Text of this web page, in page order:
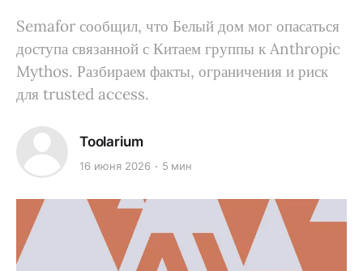
Semafor сообщил, что Белый дом мог опасаться
доступа связанной с Китаем группы к Anthropic
Mythos. Разбираем факты, ограничения и риск
для trusted access.
Toolarium
16 июня 2026 5 мин